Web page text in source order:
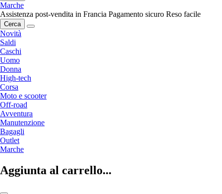
Marche
Assistenza post-vendita in Francia Pagamento sicuro Reso facile
Cerca
Novità
Saldi
Caschi
Uomo
Donna
High-tech
Corsa
Moto e scooter
Off-road
Avventura
Manutenzione
Bagagli
Outlet
Marche
Aggiunta al carrello...